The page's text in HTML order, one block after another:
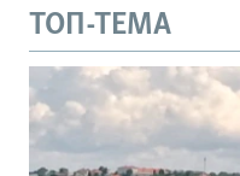
ТОП-ТЕМА